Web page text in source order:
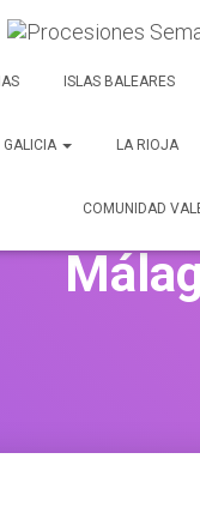
ISLAS BALEARES
GALICIA LA RIOJA
COMUNIDAD